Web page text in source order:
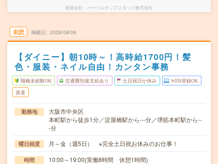
派遣会社 パーソルテンプスタッフ株式会社
未読 掲載日 2026/08/06
【ダイニー】朝10時～！高時給1700円！髪
色・服装・ネイル自由！カンタン事務
職種未経験OK 交通費別途支給あり 土日祝日が休み WEB登録OK
派遣
勤務地
大阪市中央区
本町駅から徒歩1分／淀屋橋駅から---分／堺筋本町駅から--
-分
曜日頻度 月～金（週5日） ※完全土日祝お休みのお仕事！
時間 10:00～19:00(実働8時間 休憩1時間)